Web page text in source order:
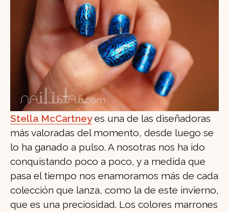
Stella McCartneyes una de las diseñadoras
más valoradas del momento, desde luego se
lo ha ganado a pulso. A nosotras nos ha ido
conquistando poco a poco, y a medida que
pasa el tiempo nos enamoramos más de cada
colección que lanza, como la de este invierno,
que es una preciosidad. Los colores marrones